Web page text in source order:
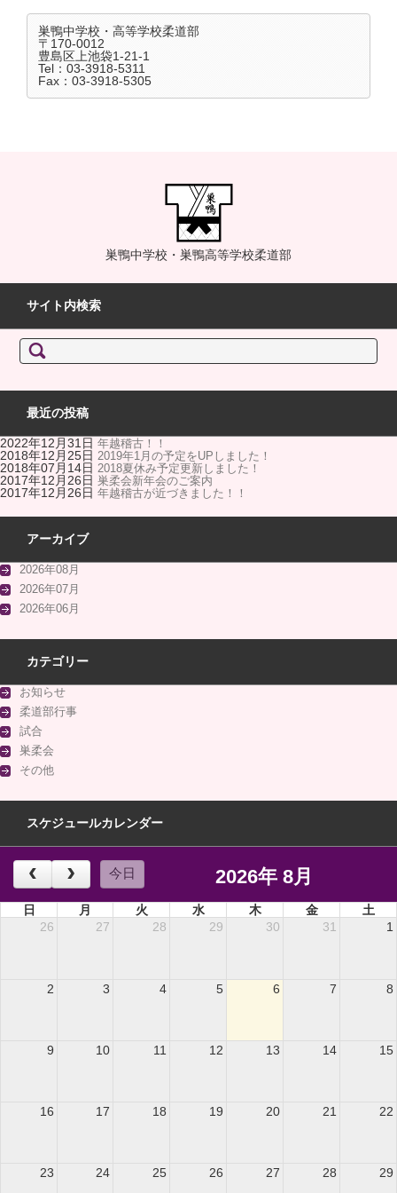
巣鴨中学校・高等学校柔道部
〒170-0012
豊島区上池袋1-21-1
Tel：03-3918-5311
Fax：03-3918-5305
巣鴨中学校・巣鴨高等学校柔道部
サイト内検索
検索:
最近の投稿
2022年12月31日 年越稽古！！
2018年12月25日 2019年1月の予定をUPしました！
2018年07月14日 2018夏休み予定更新しました！
2017年12月26日 巣柔会新年会のご案内
2017年12月26日 年越稽古が近づきました！！
アーカイブ
2026年08月
2026年07月
2026年06月
カテゴリー
お知らせ
柔道部行事
試合
巣柔会
その他
スケジュールカレンダー
今日 2026年 8月
日 月 火 水 木 金
土
26
27 28 29 30 31 1
2 3 4 5 6 7 8
9 10 11 12 13 14 15
16 17 18 19 20 21 22
23 24 25 26 27 28 29